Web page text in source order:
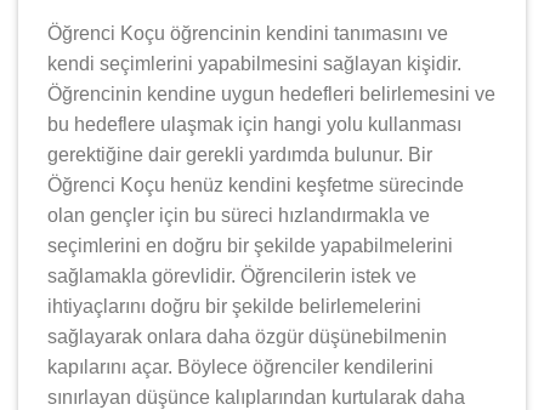
Öğrenci Koçu öğrencinin kendini tanımasını ve
kendi seçimlerini yapabilmesini sağlayan kişidir.
Öğrencinin kendine uygun hedefleri belirlemesini ve
bu hedeflere ulaşmak için hangi yolu kullanması
gerektiğine dair gerekli yardımda bulunur. Bir
Öğrenci Koçu henüz kendini keşfetme sürecinde
olan gençler için bu süreci hızlandırmakla ve
seçimlerini en doğru bir şekilde yapabilmelerini
sağlamakla görevlidir. Öğrencilerin istek ve
ihtiyaçlarını doğru bir şekilde belirlemelerini
sağlayarak onlara daha özgür düşünebilmenin
kapılarını açar. Böylece öğrenciler kendilerini
sınırlayan düşünce kalıplarından kurtularak daha